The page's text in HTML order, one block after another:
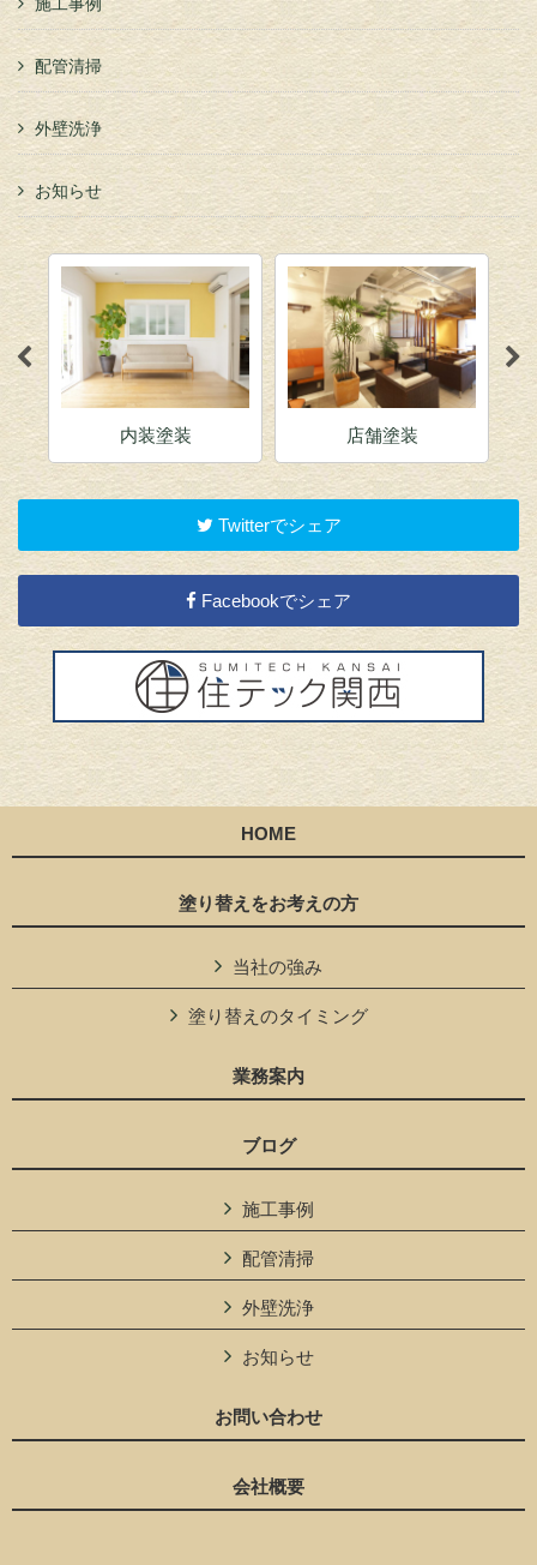
配管清掃
外壁洗浄
お知らせ
内装塗装 店舗塗装
Twitterでシェア
Facebookでシェア
HOME
塗り替えをお考えの方
当社の強み
塗り替えのタイミング
業務案内
ブログ
施工事例
配管清掃
外壁洗浄
お知らせ
お問い合わせ
会社概要